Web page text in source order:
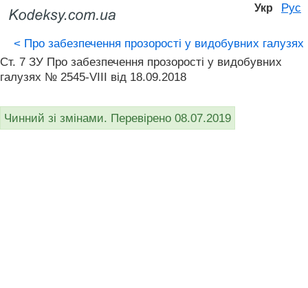
Укр Рус
< Про забезпечення прозорості у видобувних галузях
Ст. 7 ЗУ Про забезпечення прозорості у видобувних
галузях № 2545-VIII від 18.09.2018
Чинний зі змінами. Перевірено 08.07.2019